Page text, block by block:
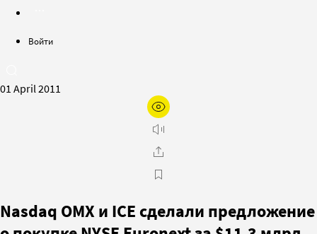
Войти
01 April 2011
Nasdaq OMX и ICE сделали предложение